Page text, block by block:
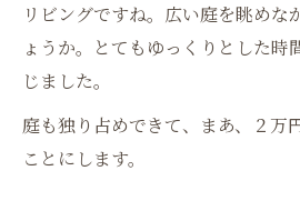
リビングですね。広い庭を眺めな
ょうか。とてもゆっくりとした時
じました。
庭も独り占めできて、まあ、２万
ことにします。